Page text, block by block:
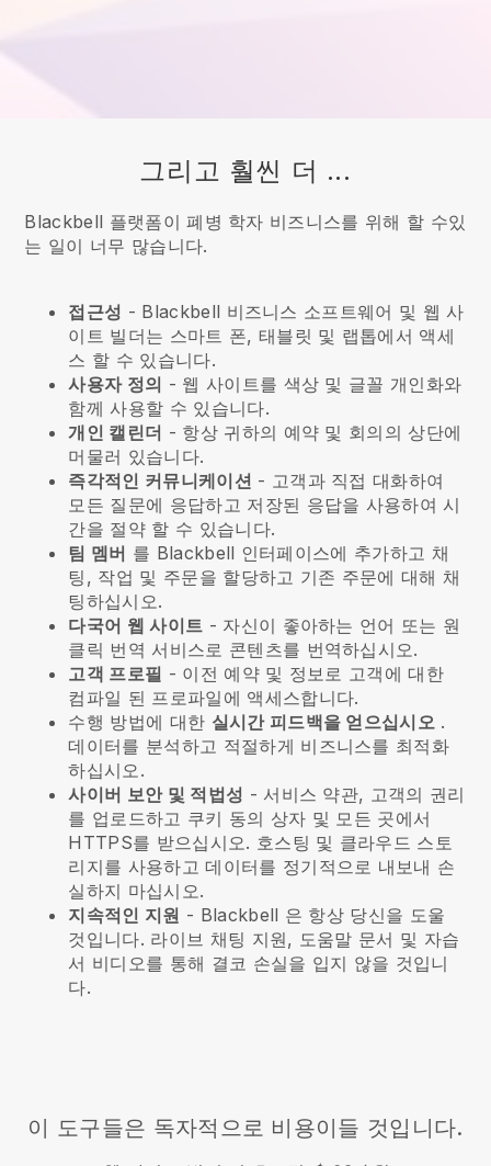
그리고 훨씬 더 ...
Blackbell 플랫폼이 폐병 학자 비즈니스를 위해 할 수있
는 일이 너무 많습니다.
접근성 - Blackbell 비즈니스 소프트웨어 및 웹 사
이트 빌더는 스마트 폰, 태블릿 및 랩톱에서 액세
스 할 수 있습니다.
사용자 정의 - 웹 사이트를 색상 및 글꼴 개인화와
함께 사용할 수 있습니다.
개인 캘린더 - 항상 귀하의 예약 및 회의의 상단에
머물러 있습니다.
즉각적인 커뮤니케이션 - 고객과 직접 대화하여
모든 질문에 응답하고 저장된 응답을 사용하여 시
간을 절약 할 수 있습니다.
팀 멤버 를 Blackbell 인터페이스에 추가하고 채
팅, 작업 및 주문을 할당하고 기존 주문에 대해 채
팅하십시오.
다국어 웹 사이트 - 자신이 좋아하는 언어 또는 원
클릭 번역 서비스로 콘텐츠를 번역하십시오.
고객 프로필 - 이전 예약 및 정보로 고객에 대한
컴파일 된 프로파일에 액세스합니다.
수행 방법에 대한 실시간 피드백을 얻으십시오 .
데이터를 분석하고 적절하게 비즈니스를 최적화
하십시오.
사이버 보안 및 적법성 - 서비스 약관, 고객의 권리
를 업로드하고 쿠키 동의 상자 및 모든 곳에서
HTTPS를 받으십시오. 호스팅 및 클라우드 스토
리지를 사용하고 데이터를 정기적으로 내보내 손
실하지 마십시오.
지속적인 지원 - Blackbell 은 항상 당신을 도울
것입니다. 라이브 채팅 지원, 도움말 문서 및 자습
서 비디오를 통해 결코 손실을 입지 않을 것입니
다.
이 도구들은 독자적으로 비용이들 것입니다.